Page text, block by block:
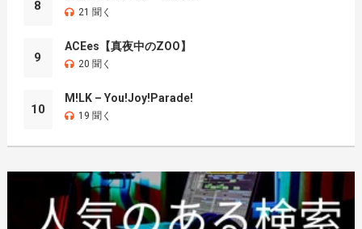
8 21 聞く
9
ACEes【真夜中のZOO】
20 聞く
10
M!LK – You!Joy!Parade!
19 聞く